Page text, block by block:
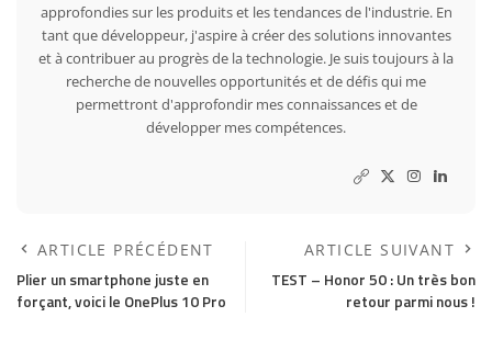
approfondies sur les produits et les tendances de l'industrie. En
tant que développeur, j'aspire à créer des solutions innovantes
et à contribuer au progrès de la technologie. Je suis toujours à la
recherche de nouvelles opportunités et de défis qui me
permettront d'approfondir mes connaissances et de
développer mes compétences.
ARTICLE PRÉCÉDENT
Plier un smartphone juste en
forçant, voici le OnePlus 10 Pro
ARTICLE SUIVANT
TEST – Honor 50 : Un très bon
retour parmi nous !